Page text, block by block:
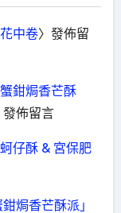
中卷〉發佈留
鉗焗香芒酥
發佈留言
仔酥 & 宮保肥
焗香芒酥派」